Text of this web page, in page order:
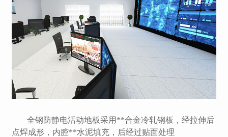
全钢防静电活动地板采用**合金冷轧钢板，经拉伸后
点焊成形，内腔**水泥填充，后经过贴面处理